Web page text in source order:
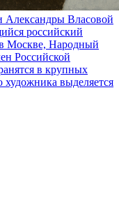
Александры Власовой
российский
Москве, Народный
Российской
в крупных
художника выделяется